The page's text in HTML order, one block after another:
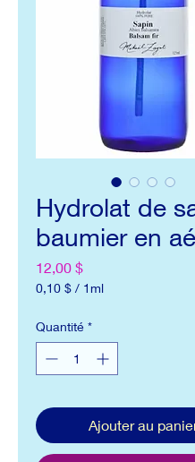
Hydrolat de
baumier en
12,00 $Prix
0,10 $ / 1ml
pour
1
Millilitre
Quantité *
Ajouter au